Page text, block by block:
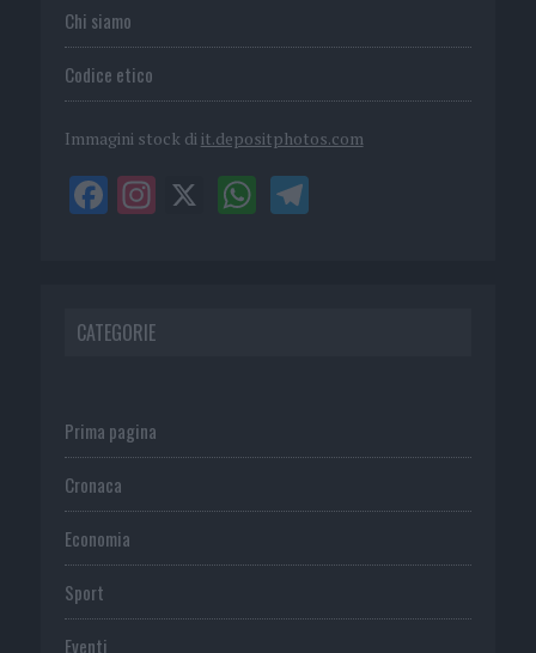
Chi siamo
Codice etico
Immagini stock di it.depositphotos.com
CATEGORIE
Prima pagina
Cronaca
Economia
Sport
Eventi